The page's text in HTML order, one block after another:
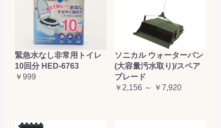
緊急水なし非常用トイレ
10回分 HED-6763
￥999
ソニカル ウォーターパン
(大容量汚水取り)/スペア
ブレード
￥2,156 ～ ￥7,920